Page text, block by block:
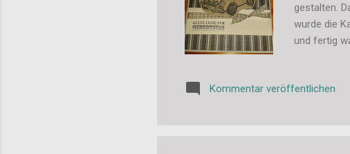
gestalten.
wurde die
und fertig
dahin
Kommentar veröffentlichen